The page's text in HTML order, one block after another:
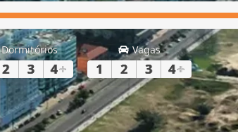
Dormitórios
2 3 4+
Vagas
1 2 3 4+